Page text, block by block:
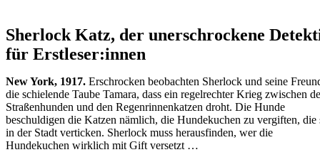
Sherlock Katz, der unerschrockene
für Erstleser:innen
New York, 1917. Erschrocken beobachten Sherlock und seine
die schielende Taube Tamara, dass ein regelrechter Krieg zwischen
Straßenhunden und den Regenrinnenkatzen droht. Die Hunde
beschuldigen die Katzen nämlich, die Hundekuchen zu vergiften, die
in der Stadt verticken. Sherlock muss herausfinden, wer die
Hundekuchen wirklich mit Gift versetzt …